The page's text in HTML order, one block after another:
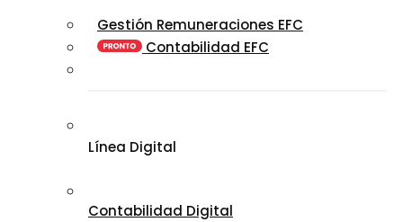
Gestión Remuneraciones EFC
Contabilidad EFC
Línea Digital
Contabilidad Digital